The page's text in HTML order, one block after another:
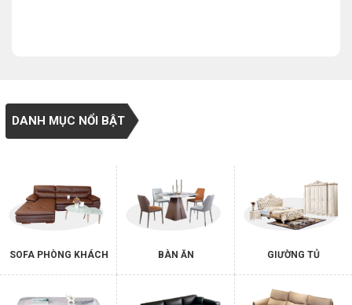
DANH MỤC NỔI BẬT
SOFA PHÒNG KHÁCH BÀN ĂN GIƯỜNG TỦ